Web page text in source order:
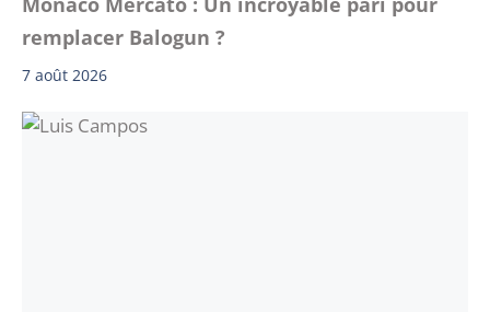
remplacer Balogun ?
7 août 2026